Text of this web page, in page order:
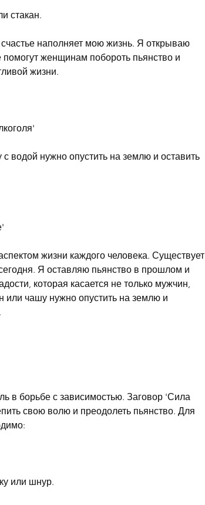
стакан.
наполняет мою жизнь. Я открываю
женщинам побороть пьянство и
жизни.
водой нужно опустить на землю и оставить
жизни каждого человека. Существует
Я оставляю пьянство в прошлом и
которая касается не только мужчин,
или чашу нужно опустить на землю и
в борьбе с зависимостью. Заговор 'Сила
свою волю и преодолеть пьянство. Для
или шнур.